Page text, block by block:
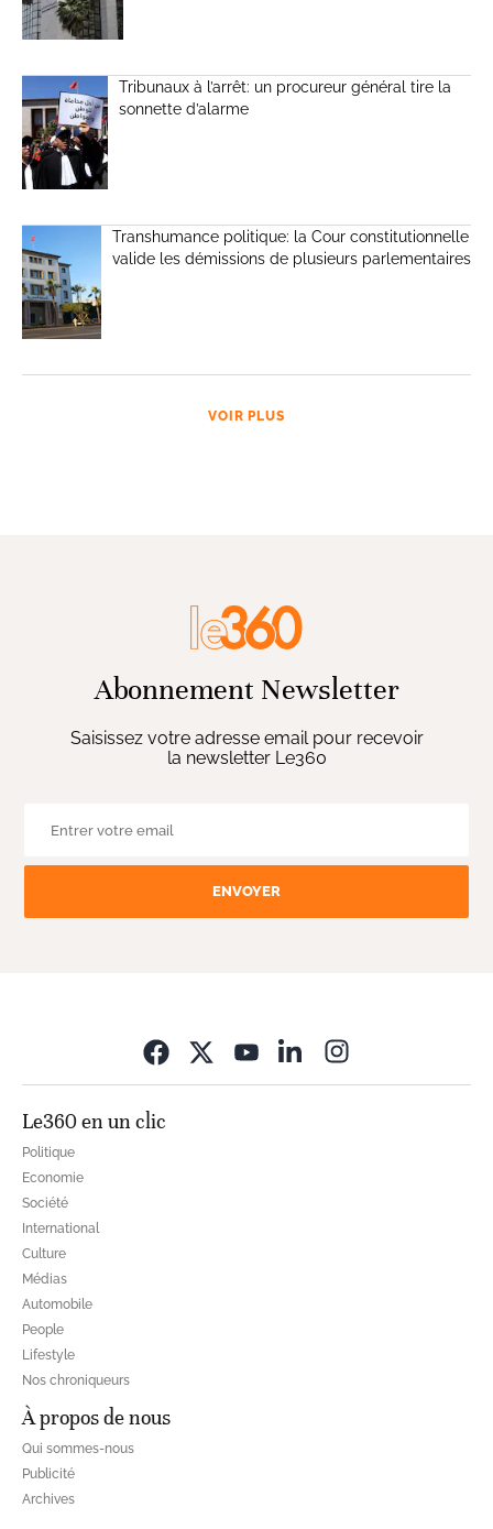
Tribunaux à l’arrêt: un procureur général tire la
sonnette d’alarme
Transhumance politique: la Cour constitutionnelle
valide les démissions de plusieurs parlementaires
VOIR PLUS
Abonnement Newsletter
Saisissez votre adresse email pour recevoir
la newsletter Le360
ENVOYER
Le360 en un clic
Politique
Economie
Société
International
Culture
Médias
Automobile
People
Lifestyle
Nos chroniqueurs
À propos de nous
Qui sommes-nous
Publicité
Archives